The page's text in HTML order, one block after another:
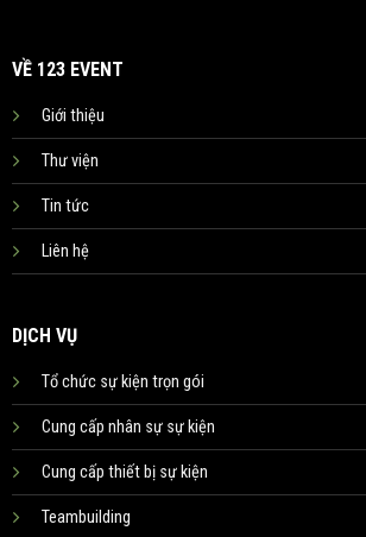
VỀ 123 EVENT
Giới thiệu
Thư viện
Tin tức
Liên hệ
DỊCH VỤ
Tổ chức sự kiện trọn gói
Cung cấp nhân sự sự kiện
Cung cấp thiết bị sự kiện
Teambuilding